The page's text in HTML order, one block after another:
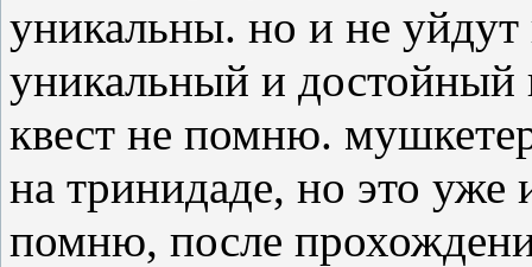
уникальны. но и не уйдут
уникальный и достойный
квест не помню.
на тринидаде, но это
помню, после